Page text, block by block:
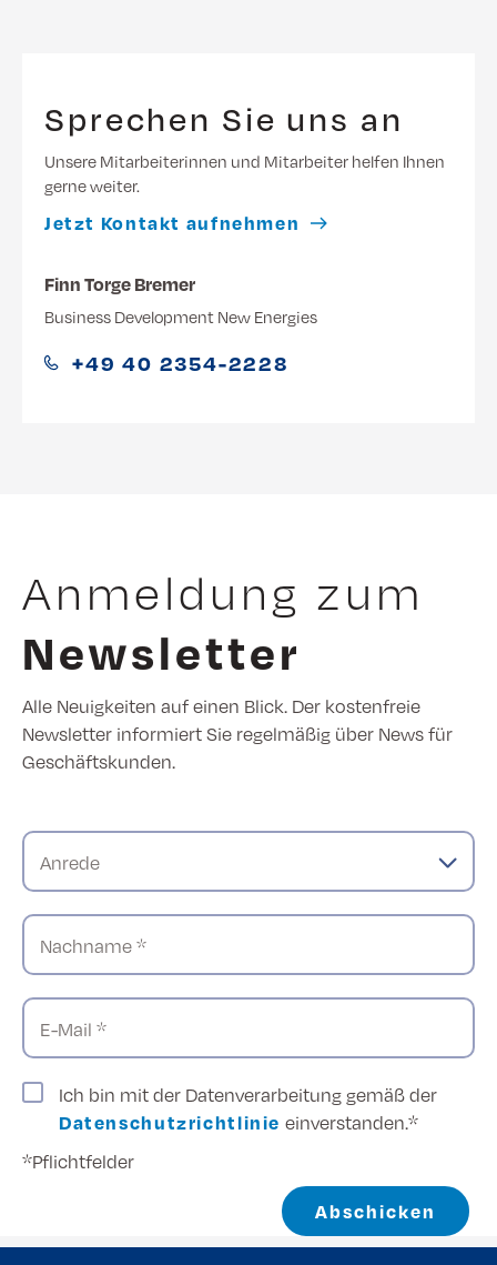
Sprechen Sie uns an
Unsere Mitarbeiterinnen und Mitarbeiter helfen Ihnen
gerne weiter.
Jetzt Kontakt aufnehmen
Finn Torge Bremer
Business Development New Energies
+49 40 2354-2228
Anmeldung zum
Newsletter
Alle Neuigkeiten auf einen Blick. Der kostenfreie
Newsletter informiert Sie regelmäßig über News für
Geschäftskunden.
Anrede
Nachname *
E-Mail *
Ich bin mit der Datenverarbeitung gemäß der
Datenschutzrichtlinie einverstanden.*
*Pflichtfelder
Abschicken